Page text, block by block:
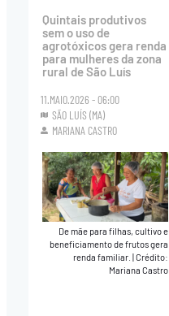
Quintais produtivos
sem o uso de
agrotóxicos gera renda
para mulheres da zona
rural de São Luís
11.MAIO.2026 - 06:00
SÃO LUÍS (MA)
MARIANA CASTRO
De mãe para filhas, cultivo e
beneficiamento de frutos gera
renda familiar.|Crédito:
Mariana Castro